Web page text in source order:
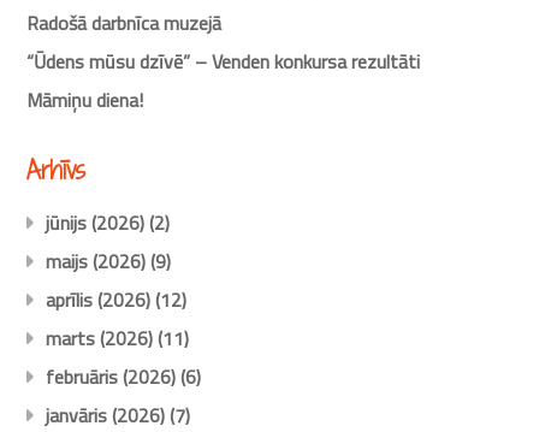
Radošā darbnīca muzejā
“Ūdens mūsu dzīvē” – Venden konkursa rezultāti
Māmiņu diena!
Arhīvs
jūnijs (2026)(2)
maijs (2026)(9)
aprīlis (2026)(12)
marts (2026)(11)
februāris (2026)(6)
janvāris (2026)(7)